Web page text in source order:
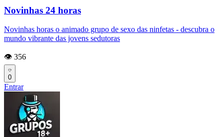
Novinhas 24 horas
Novinhas horas o animado grupo de sexo das ninfetas - descubra o
mundo vibrante das jovens sedutoras
👁️ 356
0
Entrar